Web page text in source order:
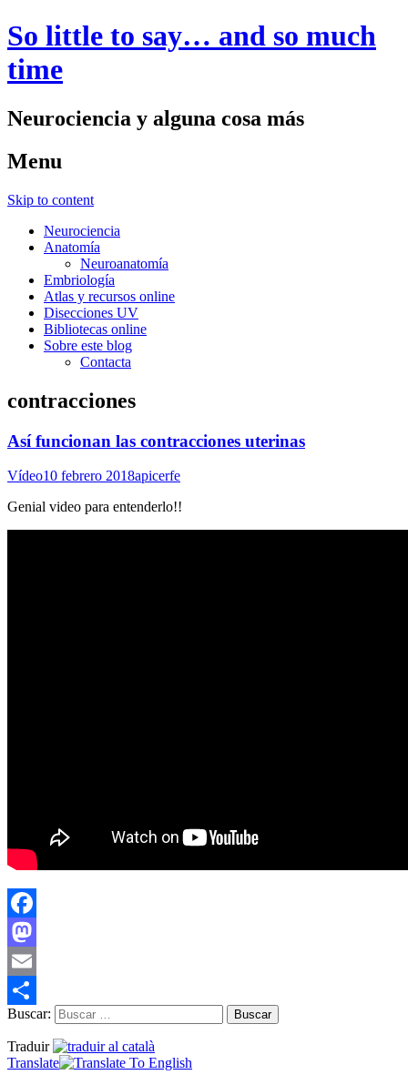
So little to say… and so much
time
Neurociencia y alguna cosa más
Menu
Skip to content
Neurociencia
Anatomía
Neuroanatomía
Embriología
Atlas y recursos online
Disecciones UV
Bibliotecas online
Sobre este blog
Contacta
contracciones
Así funcionan las contracciones uterinas
Vídeo10 febrero 2018apicerfe
Genial video para entenderlo!!
Facebook
Mastodon
Email
Compartir
Buscar:
Traduir
Translate